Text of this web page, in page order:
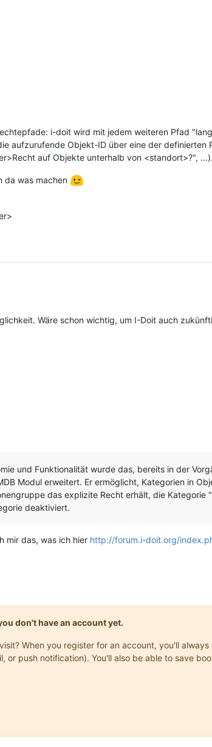
i-doit wird mit jedem weiteren Pfad
aufzurufende Objekt-ID über eine der
auf Objekte unterhalb von <standort>?", …).
da was machen
Wäre schon wichtig, um I-Doit auch
und Funktionalität wurde das, bereits in der
Modul erweitert. Er ermöglicht, Kategorien in
das explizite Recht erhält, die
deaktiviert.
mir das, was ich hier http://forum.i-doit.org/
don't have an account yet.
When you register for an account, you'll
or push notification). You'll also be able to save